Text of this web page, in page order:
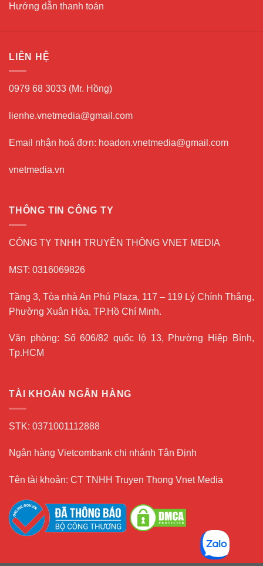
Hướng dẫn thanh toán
LIÊN HỆ
0979 68 3033 (Mr. Hồng)
lienhe.vnetmedia@gmail.com
Email nhận hoá đơn: hoadon.vnetmedia@gmail.com
vnetmedia.vn
THÔNG TIN CÔNG TY
CÔNG TY TNHH TRUYỀN THÔNG VNET MEDIA
MST: 0316069826
Tầng 3, Tòa nhà An Phú Plaza, 117 – 119 Lý Chính Thắng,
Phường Xuân Hòa, TP.Hồ Chí Minh.
Văn phòng: Số 606/82 quốc lộ 13, Phường Hiệp Bình,
Tp.HCM
TÀI KHOẢN NGÂN HÀNG
STK: 0371001112888
Ngân hàng Vietcombank chi nhánh Tân Định
Tên tài khoản: CT TNHH Truyen Thong Vnet Media